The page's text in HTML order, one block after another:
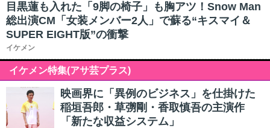
目黒蓮も入れた「9脚の椅子」も胸アツ！Snow Man
総出演CM「女装メンバー2人」で蘇る“キスマイ＆
SUPER EIGHT版”の衝撃
イケメン
イケメン特集(アサ芸プラス)
映画界に「異例のビジネス」を仕掛けた
稲垣吾郎・草彅剛・香取慎吾の主演作
「新たな収益システム」